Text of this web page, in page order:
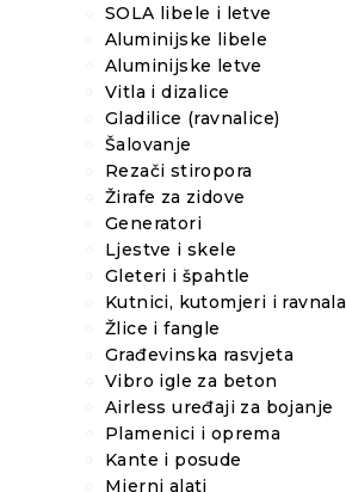
SOLA libele i letve
Aluminijske libele
Aluminijske letve
Vitla i dizalice
Gladilice (ravnalice)
Šalovanje
Rezači stiropora
Žirafe za zidove
Generatori
Ljestve i skele
Gleteri i špahtle
Kutnici, kutomjeri i ravnala
Žlice i fangle
Građevinska rasvjeta
Vibro igle za beton
Airless uređaji za bojanje
Plamenici i oprema
Kante i posude
Mjerni alati